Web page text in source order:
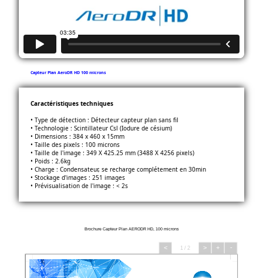
Capteur Plan AeroDR HD 100 microns
Caractéristiques techniques
• Type de détection : Détecteur capteur plan sans fil
• Technologie : Scintillateur Csl (Iodure de césium)
• Dimensions : 384 x 460 x 15mm
• Taille des pixels : 100 microns
• Taille de l'image : 349 X 425.25 mm (3488 X 4256 pixels)
• Poids : 2.6kg
• Charge : Condensateur, se recharge complétement en 30min
• Stockage d'images : 251 images
• Prévisualisation de l'image : < 2s
Brochure Capteur Plan AERODR HD, 100 microns
< 1 / 2 > + -